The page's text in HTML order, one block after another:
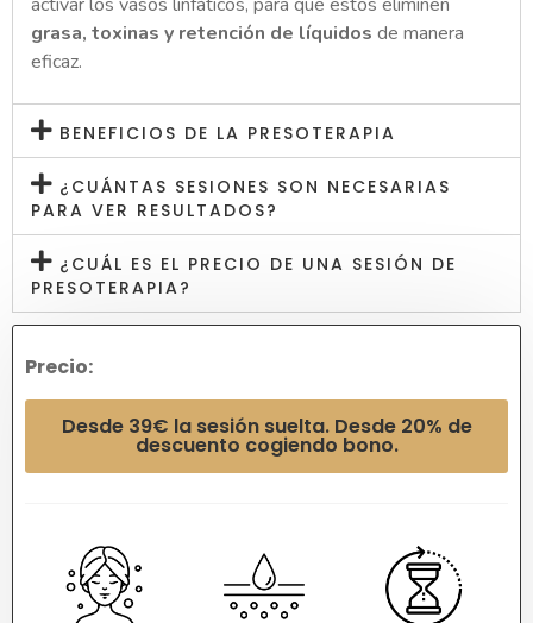
grasa, toxinas y retención de líquidos de manera
eficaz.
BENEFICIOS DE LA PRESOTERAPIA
¿CUÁNTAS SESIONES SON NECESARIAS
PARA VER RESULTADOS?
¿CUÁL ES EL PRECIO DE UNA SESIÓN DE
PRESOTERAPIA?
Precio:
Desde 39€ la sesión suelta. Desde 20% de
descuento cogiendo bono.